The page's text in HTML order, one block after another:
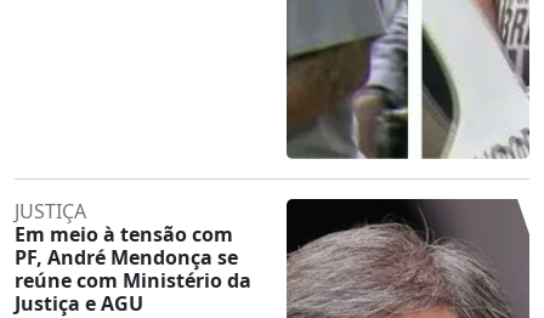
JUSTIÇA
Em meio à tensão com
PF, André Mendonça se
reúne com Ministério da
Justiça e AGU